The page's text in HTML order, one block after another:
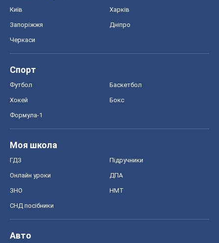
Київ Харків
Запоріжжя Дніпро
Черкаси
Спорт
Футбол Баскетбол
Хокей Бокс
Формула-1
Моя школа
ГДЗ Підручники
Онлайн уроки ДПА
ЗНО НМТ
СНД посібники
Авто